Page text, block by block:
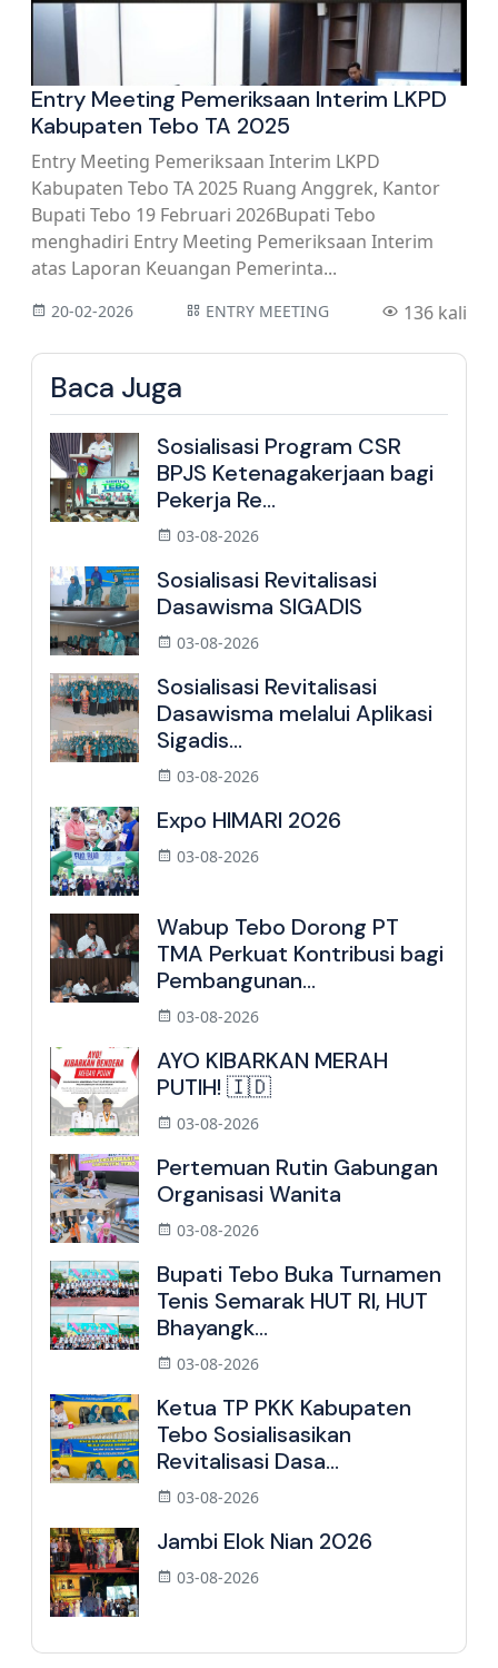
Entry Meeting Pemeriksaan Interim LKPD
Kabupaten Tebo TA 2025
Entry Meeting Pemeriksaan Interim LKPD
Kabupaten Tebo TA 2025 Ruang Anggrek, Kantor
Bupati Tebo 19 Februari 2026Bupati Tebo
menghadiri Entry Meeting Pemeriksaan Interim
atas Laporan Keuangan Pemerinta...
20-02-2026 ENTRY MEETING 136 kali
Baca Juga
Sosialisasi Program CSR
BPJS Ketenagakerjaan bagi
Pekerja Re...
03-08-2026
Sosialisasi Revitalisasi
Dasawisma SIGADIS
03-08-2026
Sosialisasi Revitalisasi
Dasawisma melalui Aplikasi
Sigadis...
03-08-2026
Expo HIMARI 2026
03-08-2026
Wabup Tebo Dorong PT
TMA Perkuat Kontribusi bagi
Pembangunan...
03-08-2026
AYO KIBARKAN MERAH
PUTIH! 🇮🇩
03-08-2026
Pertemuan Rutin Gabungan
Organisasi Wanita
03-08-2026
Bupati Tebo Buka Turnamen
Tenis Semarak HUT RI, HUT
Bhayangk...
03-08-2026
Ketua TP PKK Kabupaten
Tebo Sosialisasikan
Revitalisasi Dasa...
03-08-2026
Jambi Elok Nian 2026
03-08-2026